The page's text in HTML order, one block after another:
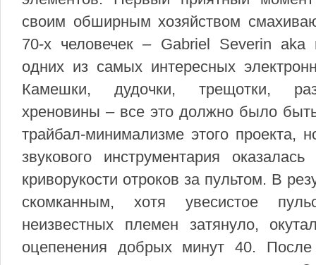
своим обширным хозяйством
70-х человечек – Gabriel Severin aka
одних из самых интересных
Камешки, дудочки, трещотки,
хреновины – все это должно было
трайбал-минимализме этого проекта,
звукового инструментария
криворукости отроков за пультом. В
скомканным, хотя увесистое
неизвестных племен затянуло,
оцепенения добрых минут 40.